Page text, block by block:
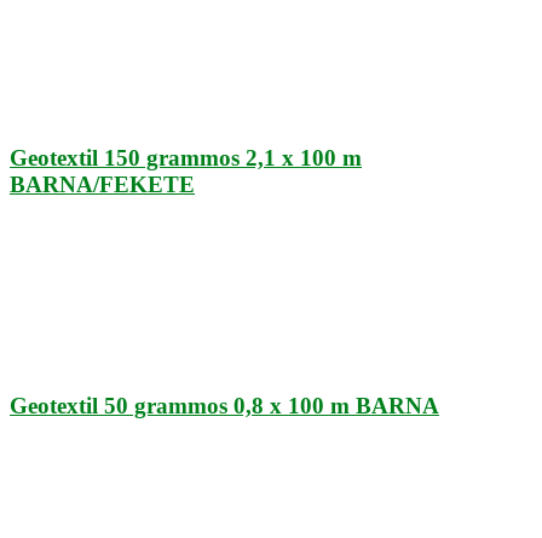
Geotextil 150 grammos 2,1 x 100 m
BARNA/FEKETE
Geotextil 50 grammos 0,8 x 100 m BARNA